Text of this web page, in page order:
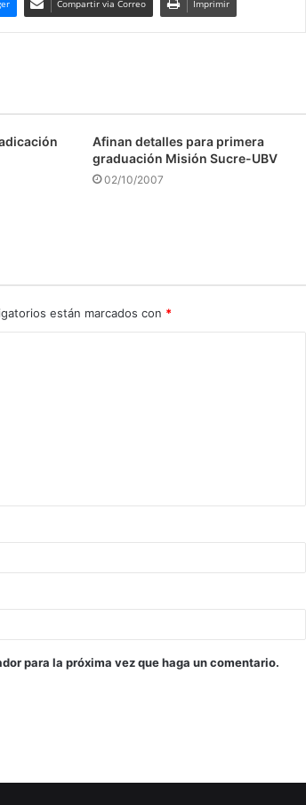
Compartir via Correo Imprimir
Afinan detalles para primera
graduación Misión Sucre-UBV
02/10/2007
están marcados con *
para la próxima vez que haga un comentario.